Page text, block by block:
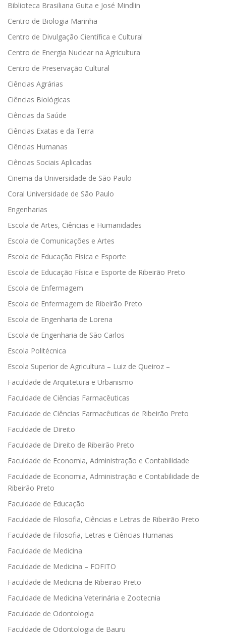
Biblioteca Brasiliana Guita e José Mindlin
Centro de Biologia Marinha
Centro de Divulgação Científica e Cultural
Centro de Energia Nuclear na Agricultura
Centro de Preservação Cultural
Ciências Agrárias
Ciências Biológicas
Ciências da Saúde
Ciências Exatas e da Terra
Ciências Humanas
Ciências Sociais Aplicadas
Cinema da Universidade de São Paulo
Coral Universidade de São Paulo
Engenharias
Escola de Artes, Ciências e Humanidades
Escola de Comunicações e Artes
Escola de Educação Física e Esporte
Escola de Educação Física e Esporte de Ribeirão Preto
Escola de Enfermagem
Escola de Enfermagem de Ribeirão Preto
Escola de Engenharia de Lorena
Escola de Engenharia de São Carlos
Escola Politécnica
Escola Superior de Agricultura – Luiz de Queiroz –
Faculdade de Arquitetura e Urbanismo
Faculdade de Ciências Farmacêuticas
Faculdade de Ciências Farmacêuticas de Ribeirão Preto
Faculdade de Direito
Faculdade de Direito de Ribeirão Preto
Faculdade de Economia, Administração e Contabilidade
Faculdade de Economia, Administração e Contabilidade de
Ribeirão Preto
Faculdade de Educação
Faculdade de Filosofia, Ciências e Letras de Ribeirão Preto
Faculdade de Filosofia, Letras e Ciências Humanas
Faculdade de Medicina
Faculdade de Medicina – FOFITO
Faculdade de Medicina de Ribeirão Preto
Faculdade de Medicina Veterinária e Zootecnia
Faculdade de Odontologia
Faculdade de Odontologia de Bauru